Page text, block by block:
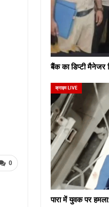
0
बैंक का डिप्टी मैनेजर
क्राइम LIVE
पारा में युवक पर